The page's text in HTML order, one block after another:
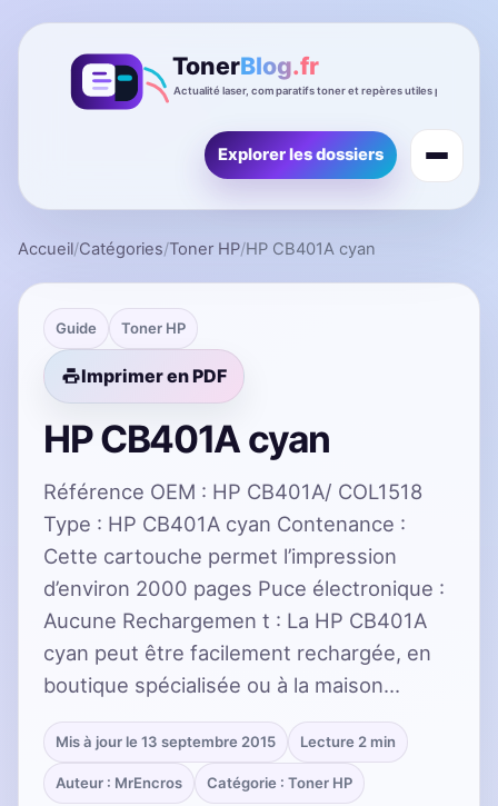
Explorer les dossiers
Accueil/Catégories/Toner HP/HP CB401A cyan
Guide Toner HP
Imprimer en PDF
HP CB401A cyan
Référence OEM : HP CB401A/ COL1518
Type : HP CB401A cyan Contenance :
Cette cartouche permet l’impression
d’environ 2000 pages Puce électronique :
Aucune Rechargemen t : La HP CB401A
cyan peut être facilement rechargée, en
boutique spécialisée ou à la maison…
Mis à jour le 13 septembre 2015 Lecture 2 min
Auteur : MrEncros Catégorie : Toner HP